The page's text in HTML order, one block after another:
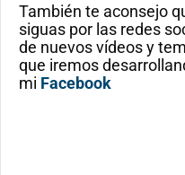
También te aconsejo
siguas por las redes
de nuevos vídeos y
que iremos
mi Facebook